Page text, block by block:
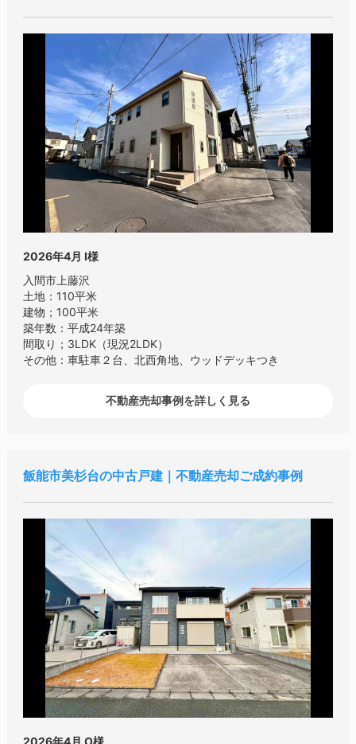
2026年4月 I様
入間市上藤沢
土地：110平米
建物；100平米
築年数：平成24年築
間取り；3LDK（現況2LDK）
その他：車駐車２台、北西角地、ウッドデッキつき
不動産売却事例を詳しく見る
飯能市美杉台の中古戸建｜不動産売却ご成約事例
2026年4月 O様